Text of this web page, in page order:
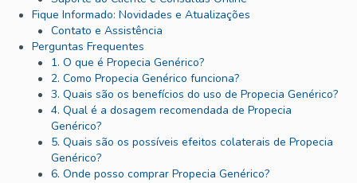
Fique Informado: Novidades e Atualizações
Contato e Assistência
Perguntas Frequentes
1. O que é Propecia Genérico?
2. Como Propecia Genérico funciona?
3. Quais são os benefícios do uso de Propecia Genérico?
4. Qual é a dosagem recomendada de Propecia
Genérico?
5. Quais são os possíveis efeitos colaterais de Propecia
Genérico?
6. Onde posso comprar Propecia Genérico?